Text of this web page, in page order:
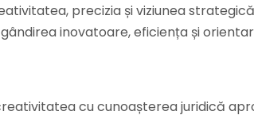
precizia și viziunea
inovatoare, eficiența și
cu cunoașterea juridică